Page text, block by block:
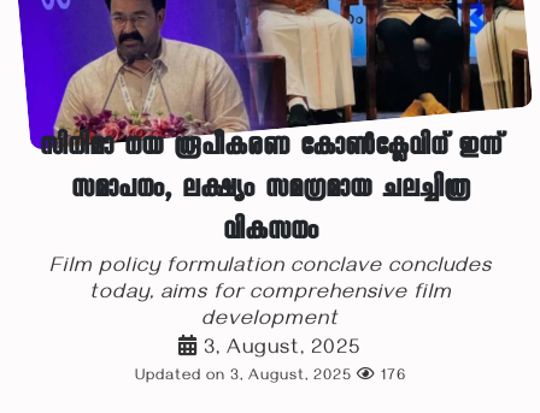
സിനിമാ നയ രൂപീകരണ കോൺക്ലേവിന് ഇന്ന്
സമാപനം, ലക്ഷ്യം സമഗ്രമായ ചലച്ചിത്ര
വികസനം
Film policy formulation conclave concludes
today, aims for comprehensive film
development
3, August, 2025
Updated on 3, August, 2025 176